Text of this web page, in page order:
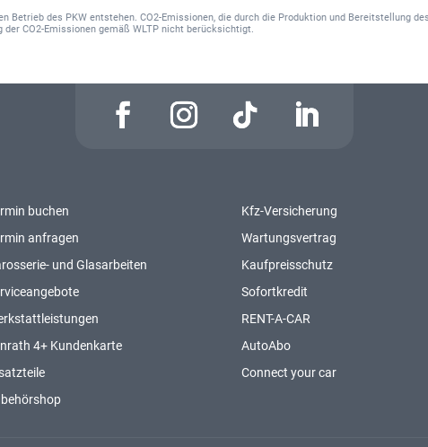
Betrieb des PKW entstehen. CO2-Emissionen, die durch die Produktion und Bereitstellung
CO2-Emissionen gemäß WLTP nicht berücksichtigt.
buchen
anfragen
und Glasarbeiten
4+ Kundenkarte
Kfz-Versicherung
Wartungsvertrag
Kaufpreisschutz
Sofortkredit
RENT-A-CAR
AutoAbo
Connect your car